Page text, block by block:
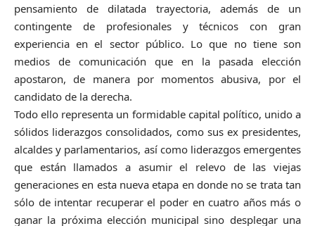
pensamiento de dilatada trayectoria, además de un
contingente de profesionales y técnicos con gran
experiencia en el sector público. Lo que no tiene son
medios de comunicación que en la pasada elección
apostaron, de manera por momentos abusiva, por el
candidato de la derecha.
Todo ello representa un formidable capital político, unido a
sólidos liderazgos consolidados, como sus ex presidentes,
alcaldes y parlamentarios, así como liderazgos emergentes
que están llamados a asumir el relevo de las viejas
generaciones en esta nueva etapa en donde no se trata tan
sólo de intentar recuperar el poder en cuatro años más o
ganar la próxima elección municipal sino desplegar una